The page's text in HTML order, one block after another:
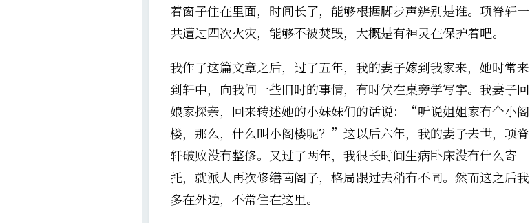
着窗子住在里面，时间长了，能够根据脚步声辨别是谁。项脊轩一
共遭过四次火灾，能够不被焚毁，大概是有神灵在保护着吧。
我作了这篇文章之后，过了五年，我的妻子嫁到我家来，她时常来
到轩中，向我问一些旧时的事情，有时伏在桌旁学写字。我妻子回
娘家探亲，回来转述她的小妹妹们的话说：“听说姐姐家有个小阁
楼，那么，什么叫小阁楼呢？”这以后六年，我的妻子去世，项脊
轩破败没有整修。又过了两年，我很长时间生病卧床没有什么寄
托，就派人再次修缮南阁子，格局跟过去稍有不同。然而这之后我
多在外边，不常住在这里。